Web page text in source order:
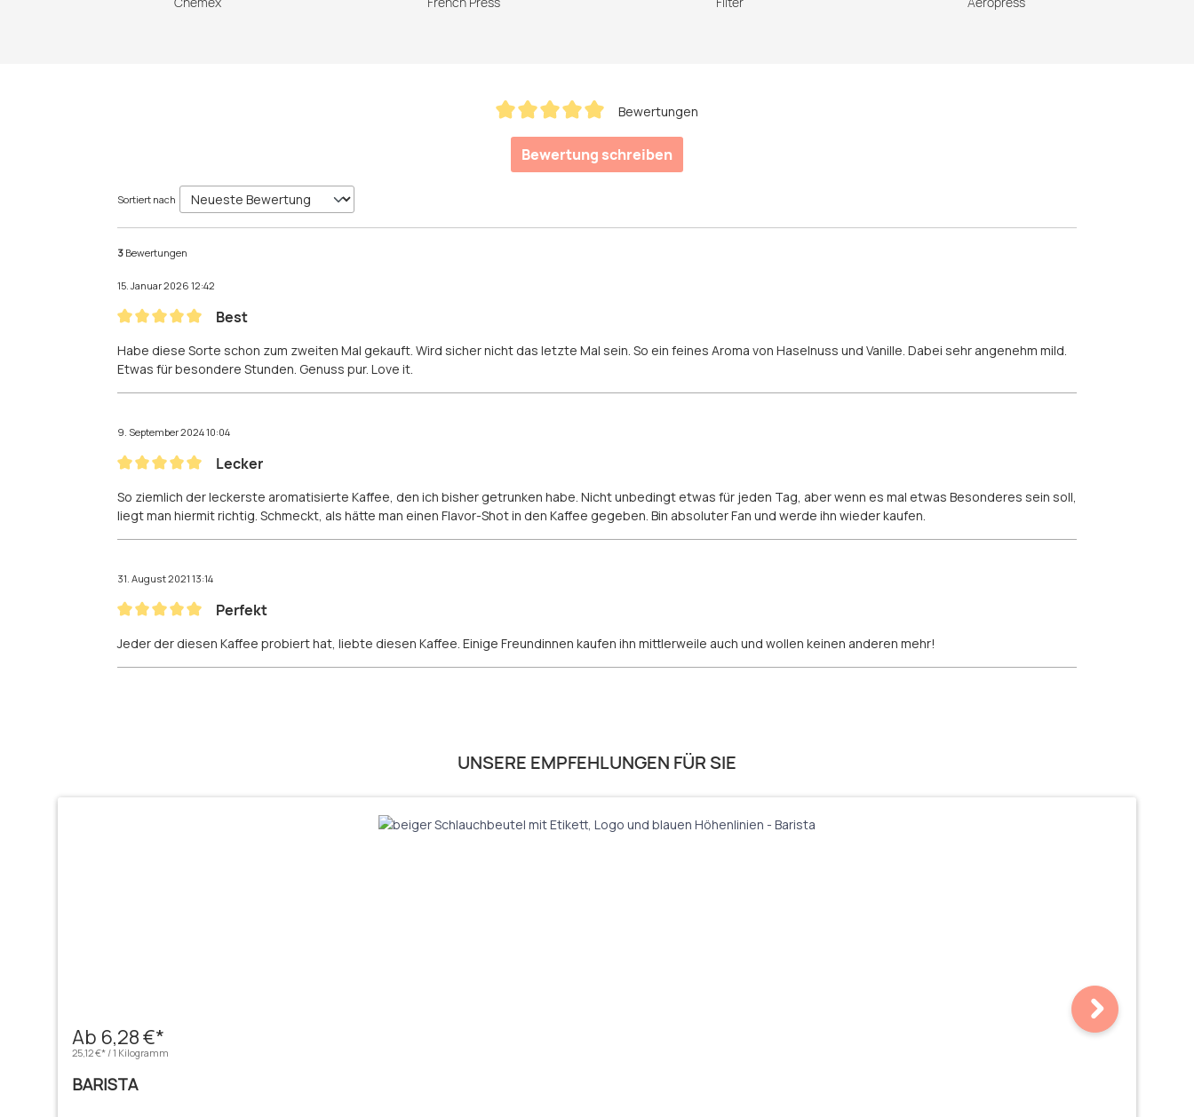
Bewertungen
Bewertung schreiben
Sortiert nach
3 Bewertungen
15. Januar 2026 12:42
Best
Habe diese Sorte schon zum zweiten Mal gekauft. Wird sicher nicht das letzte Mal sein. So ein feines Aroma von Haselnuss und Vanille. Dabei sehr angenehm mild.
Etwas für besondere Stunden. Genuss pur. Love it.
9. September 2024 10:04
Lecker
So ziemlich der leckerste aromatisierte Kaffee, den ich bisher getrunken habe. Nicht unbedingt etwas für jeden Tag, aber wenn es mal etwas Besonderes sein soll,
liegt man hiermit richtig. Schmeckt, als hätte man einen Flavor-Shot in den Kaffee gegeben. Bin absoluter Fan und werde ihn wieder kaufen.
31. August 2021 13:14
Perfekt
Jeder der diesen Kaffee probiert hat, liebte diesen Kaffee. Einige Freundinnen kaufen ihn mittlerweile auch und wollen keinen anderen mehr!
UNSERE EMPFEHLUNGEN FÜR SIE
Ab 6,28 €*
25,12 €* / 1 Kilogramm
BARISTA